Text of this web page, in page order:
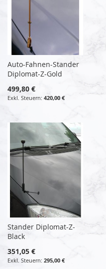
Auto-Fahnen-Stander
Diplomat-Z-Gold
499,80 €
420,00 €
Stander Diplomat-Z-
Black
351,05 €
295,00 €